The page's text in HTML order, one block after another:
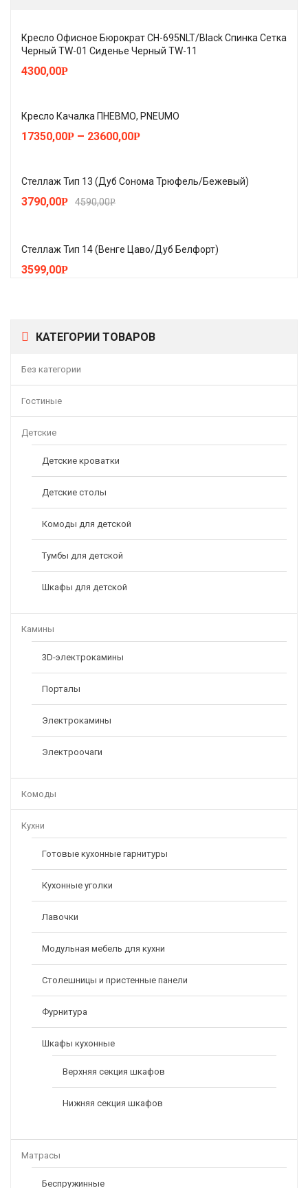
Кресло Офисное Бюрократ CH-695NLT/Black Спинка Сетка
Черный TW-01 Сиденье Черный TW-11
4300,00Р
Кресло Качалка ПНЕВМО, PNEUMO
17350,00Р – 23600,00Р
Стеллаж Тип 13 (Дуб Сонома Трюфель/Бежевый)
4590,00Р
3790,00Р
Стеллаж Тип 14 (Венге Цаво/Дуб Белфорт)
3599,00Р
КАТЕГОРИИ ТОВАРОВ
Без категории
Гостиные
Детские
Детские кроватки
Детские столы
Комоды для детской
Тумбы для детской
Шкафы для детской
Камины
3D-электрокамины
Порталы
Электрокамины
Электроочаги
Комоды
Кухни
Готовые кухонные гарнитуры
Кухонные уголки
Лавочки
Модульная мебель для кухни
Столешницы и пристенные панели
Фурнитура
Шкафы кухонные
Верхняя секция шкафов
Нижняя секция шкафов
Матрасы
Беспружинные